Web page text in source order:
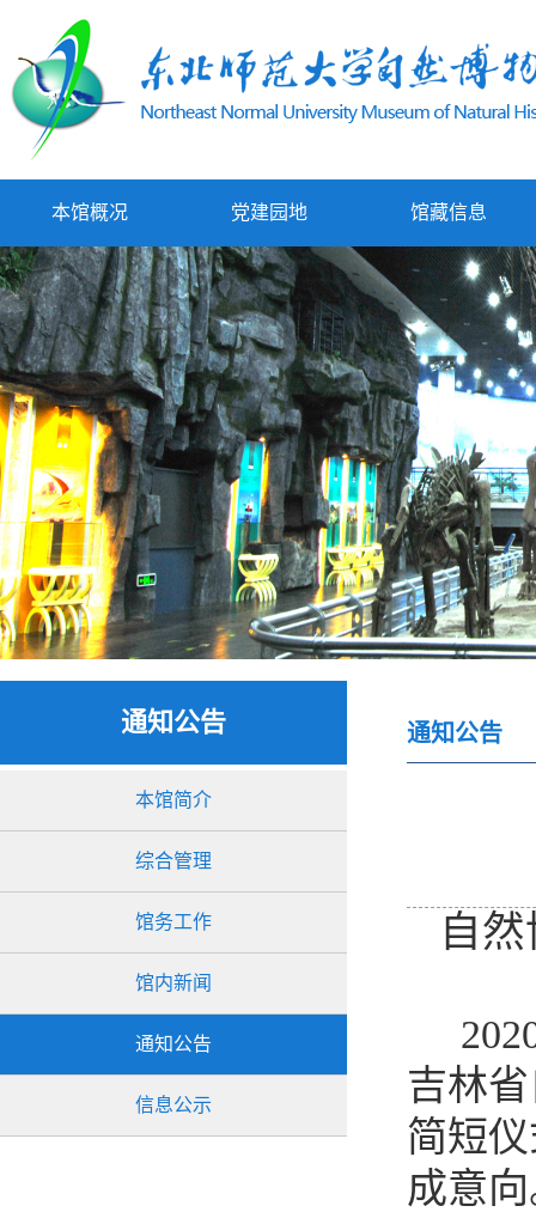
本馆概况 党建园地 馆藏信息
通知公告
本馆简介
综合管理
馆务工作
馆内新闻
通知公告
信息公示
通知公告
自
2020
吉林
简短
成意